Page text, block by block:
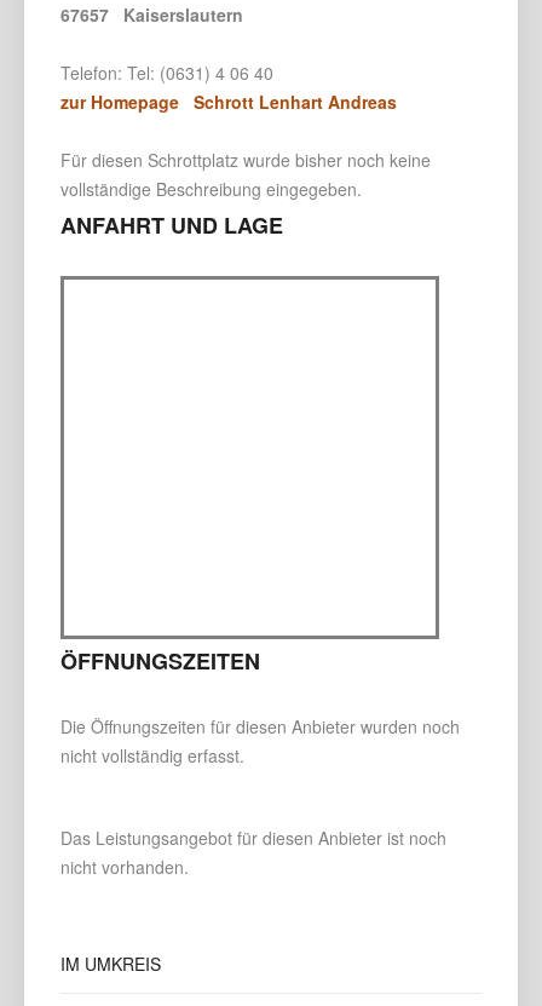
67657 Kaiserslautern
Telefon: Tel: (0631) 4 06 40
zur Homepage Schrott Lenhart Andreas
Für diesen Schrottplatz wurde bisher noch keine
vollständige Beschreibung eingegeben.
ANFAHRT UND LAGE
ÖFFNUNGSZEITEN
Die Öffnungszeiten für diesen Anbieter wurden noch
nicht vollständig erfasst.
Das Leistungsangebot für diesen Anbieter ist noch
nicht vorhanden.
IM UMKREIS